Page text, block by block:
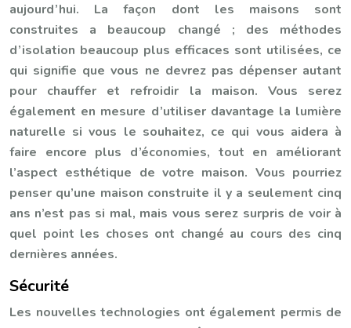
aujourd’hui. La façon dont les maisons sont
construites a beaucoup changé ; des méthodes
d’isolation beaucoup plus efficaces sont utilisées, ce
qui signifie que vous ne devrez pas dépenser autant
pour chauffer et refroidir la maison. Vous serez
également en mesure d’utiliser davantage la lumière
naturelle si vous le souhaitez, ce qui vous aidera à
faire encore plus d’économies, tout en améliorant
l’aspect esthétique de votre maison. Vous pourriez
penser qu’une maison construite il y a seulement cinq
ans n’est pas si mal, mais vous serez surpris de voir à
quel point les choses ont changé au cours des cinq
dernières années.
Sécurité
Les nouvelles technologies ont également permis de